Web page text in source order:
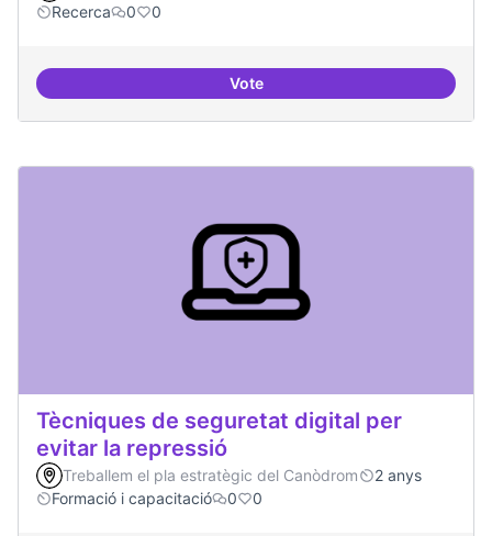
Recerca
0 0
VoteTecnologies lliures en servidors
Tècniques de seguretat digital per
evitar la repressió
Treballem el pla estratègic del Canòdrom
2 anys
Formació i capacitació
0 0